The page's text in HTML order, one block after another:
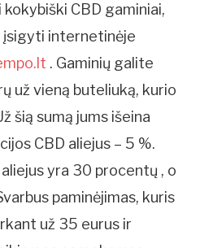
CBD gaminiai,
internetinėje
. Gaminių galite
už vieną buteliuką, kurio
šią sumą jums išeina
CBD aliejus – 5 %.
yra 30 procentų , o
paminėjimas, kuris
už 35 eurus ir